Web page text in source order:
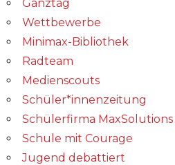
Ganztag
Wettbewerbe
Minimax-Bibliothek​
Radteam
Medienscouts
Schüler*innenzeitung
Schülerfirma MaxSolutions
Schule mit Courage
Jugend debattiert